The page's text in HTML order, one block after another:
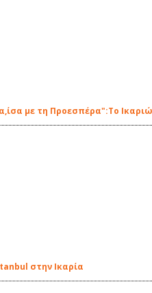
με τη Προεσπέρα":Το
στην Ικαρία